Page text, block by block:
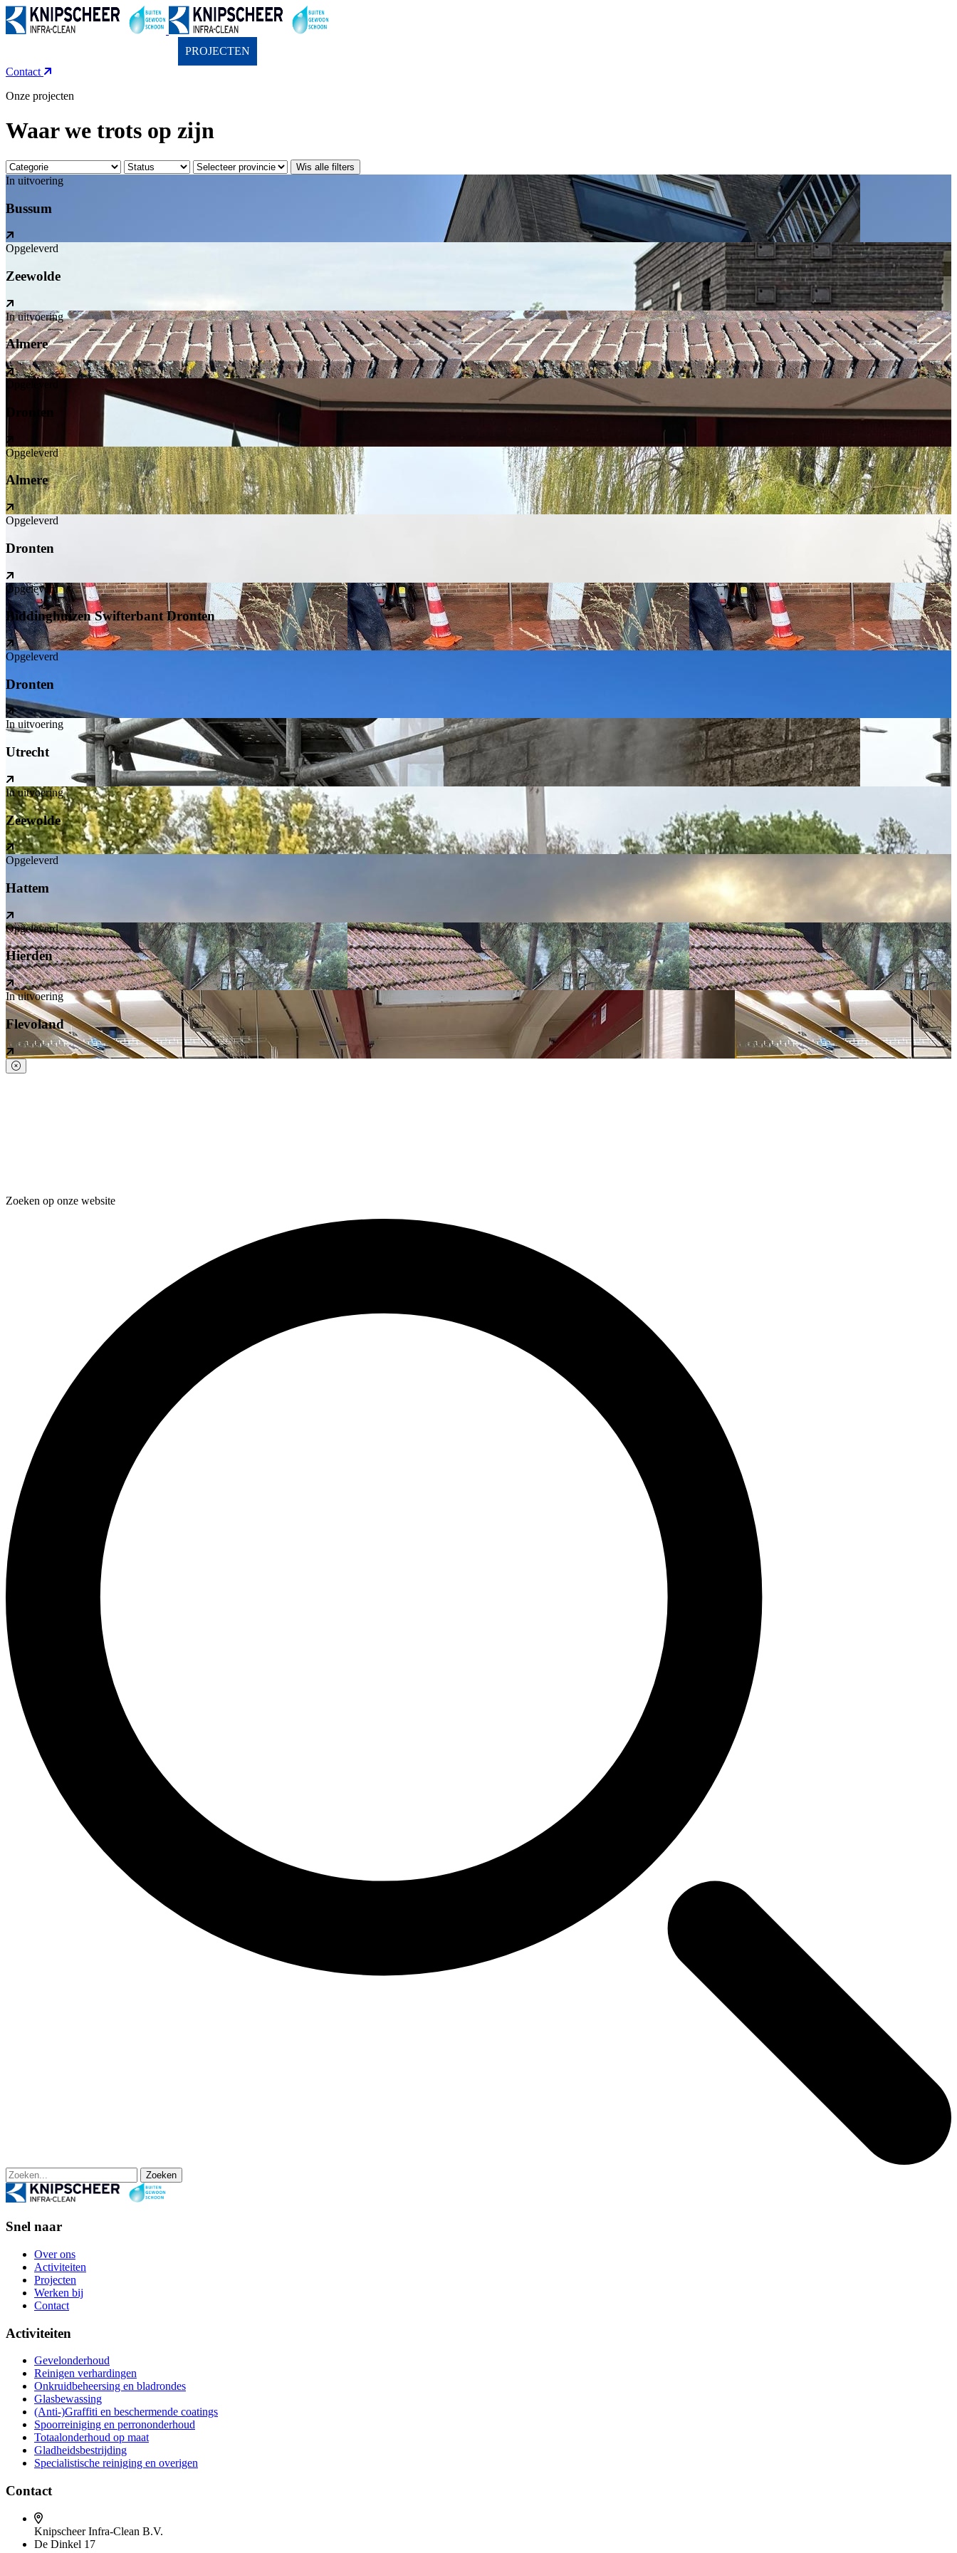
PROJECTEN
Contact
Onze projecten
Waar we trots op zijn
Categorie: Status: Provincie: Wis alle filters
Projecten
In uitvoering
Bussum
Opgeleverd
Zeewolde
In uitvoering
Almere
Dronten
Opgeleverd
Almere
Opgeleverd
Dronten
Opgeleverd
Biddinghuizen Swifterbant Dronten
Opgeleverd
Dronten
In uitvoering
Utrecht
In uitvoering
Zeewolde
Opgeleverd
Hattem
Opgeleverd
Hierden
In uitvoering
Flevoland
Zoeken op onze website
Zoeken
Snel naar
Over ons
Activiteiten
Projecten
Werken bij
Contact
Activiteiten
Gevelonderhoud
Reinigen verhardingen
Onkruidbeheersing en bladrondes
Glasbewassing
(Anti-)Graffiti en beschermende coatings
Spoorreiniging en perrononderhoud
Totaalonderhoud op maat
Gladheidsbestrijding
Specialistische reiniging en overigen
Contact
Knipscheer Infra-Clean B.V.
De Dinkel 17